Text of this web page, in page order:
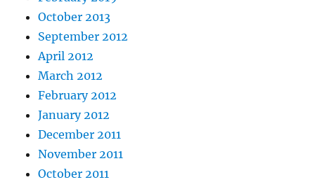
October 2013
September 2012
April 2012
March 2012
February 2012
January 2012
December 2011
November 2011
October 2011